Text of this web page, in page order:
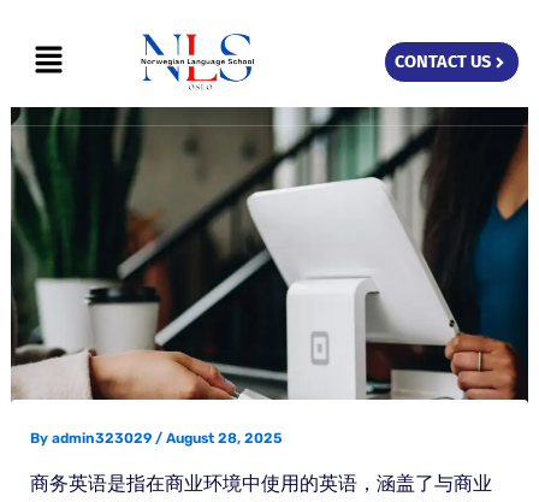
content
Menu CONTACT US
By admin323029 / August 28, 2025
商务英语是指在商业环境中使用的英语，涵盖了与商业